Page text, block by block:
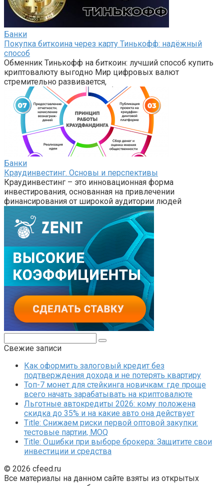
Банки
Покупка биткоина через карту Тинькофф: надёжный
способ
Обменник Тинькофф на биткоин: лучший способ купить
криптовалюту выгодно Мир цифровых валют
стремительно развивается,
Банки
Краудинвестинг. Основы и перспективы
Краудинвестинг – это инновационная форма
инвестирования, основанная на привлечении
финансирования от широкой аудитории людей
Свежие записи
Как оформить залоговый кредит без
подтверждения дохода и не потерять квартиру
Топ-7 монет для стейкинга новичкам: где проще
всего начать зарабатывать на криптовалюте
Льготные автокредиты 2026: кому положена
скидка до 35% и на какие авто она действует
Title: Снижаем риски первой оптовой закупки:
тестовые партии, MOQ
Title: Ошибки при выборе брокера: Защитите свои
инвестиции и средства
© 2026 cfeed.ru
Все материалы на данном сайте взяты из открытых